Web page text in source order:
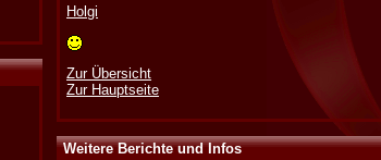
Holgi
Zur Übersicht
Zur Hauptseite
Weitere Berichte und Infos